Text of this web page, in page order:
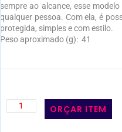
sempre ao alcance, esse
qualquer pessoa. Com ela, é
protegida, simples e com estilo.
Peso aproximado (g): 41
ORÇAR ITEM